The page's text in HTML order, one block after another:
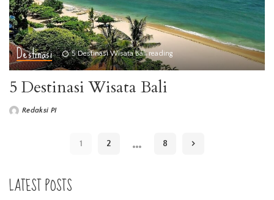
Destinasi 5 Destinasi Wisata Bali reading
5 Destinasi Wisata Bali
PostedRedaksi PI
1 2 … 8
LATEST POSTS